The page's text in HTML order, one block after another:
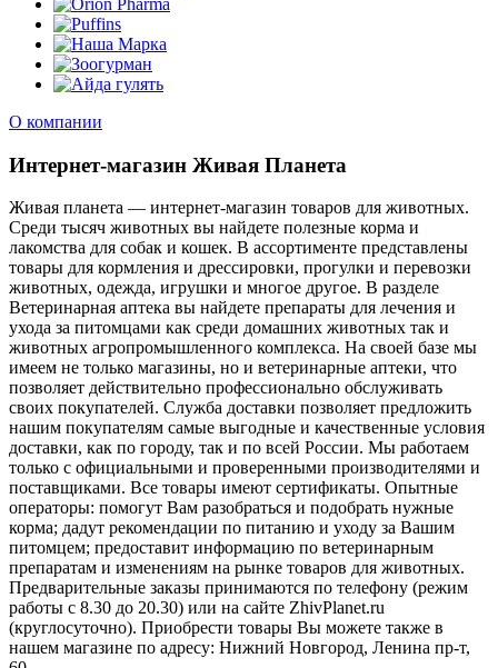
О компании
Интернет-магазин Живая Планета
Живая планета — интернет-магазин товаров для животных.
Среди тысяч животных вы найдете полезные корма и
лакомства для собак и кошек. В ассортименте представлены
товары для кормления и дрессировки, прогулки и перевозки
животных, одежда, игрушки и многое другое. В разделе
Ветеринарная аптека вы найдете препараты для лечения и
ухода за питомцами как среди домашних животных так и
животных агропромышленного комплекса. На своей базе мы
имеем не только магазины, но и ветеринарные аптеки, что
позволяет действительно профессионально обслуживать
своих покупателей. Служба доставки позволяет предложить
нашим покупателям самые выгодные и качественные условия
доставки, как по городу, так и по всей России. Мы работаем
только с официальными и проверенными производителями и
поставщиками. Все товары имеют сертификаты. Опытные
операторы: помогут Вам разобраться и подобрать нужные
корма; дадут рекомендации по питанию и уходу за Вашим
питомцем; предоставит информацию по ветеринарным
препаратам и изменениям на рынке товаров для животных.
Предварительные заказы принимаются по телефону (режим
работы с 8.30 до 20.30) или на сайте ZhivPlanet.ru
(круглосуточно). Приобрести товары Вы можете также в
нашем магазине по адресу: Нижний Новгород, Ленина пр-т,